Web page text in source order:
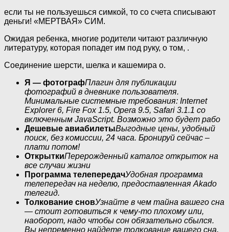
если ты не пользуешься симкой, то со счета списывают
деньги! «МЕРТВАЯ» СИМ.
Ожидая ребенка, многие родители читают различную
литературу, которая попадет им под руку, о том, .
Соединение шерсти, шелка и кашемира о.
Я — фотографПлагин для публикации
фотографий в дневнике пользователя.
Минимальные системные требования: Internet
Explorer 6, Fire Fox 1.5, Opera 9.5, Safari 3.1.1 со
включенным JavaScript. Возможно это будет рабо
Дешевые авиабилетыВыгодные цены, удобный
поиск, без комиссии, 24 часа. Бронируй сейчас –
плати потом!
ОткрыткиПерерожденный каталог открыток на
все случаи жизни
Программа телепередачУдобная программа
телепередач на неделю, предоставленная Akado
телегид.
Толкование сновУзнайте в чем тайна вашего сна
— стоит готовиться к чему-то плохому или,
наоборот, надо чтобы сон обязательно сбылся.
Вы непременно найдете толкование вашего сна,